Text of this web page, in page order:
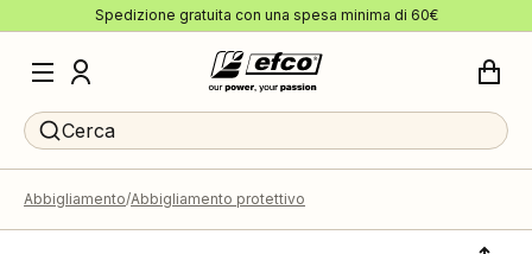
Spedizione gratuita con una spesa minima di 60€
Cerca
Abbigliamento Abbigliamento protettivo